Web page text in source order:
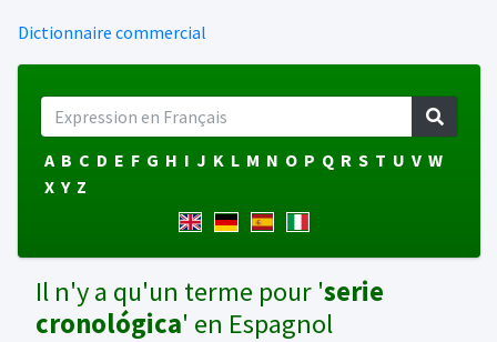
Dictionnaire commercial
A B C D E F G H I J K L M N O P Q R S T U V W
X Y Z
Il n'y a qu'un terme pour 'serie
cronológica' en Espagnol